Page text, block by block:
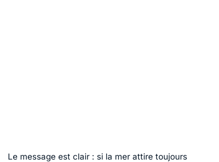
Le message est clair : si la mer attire toujours